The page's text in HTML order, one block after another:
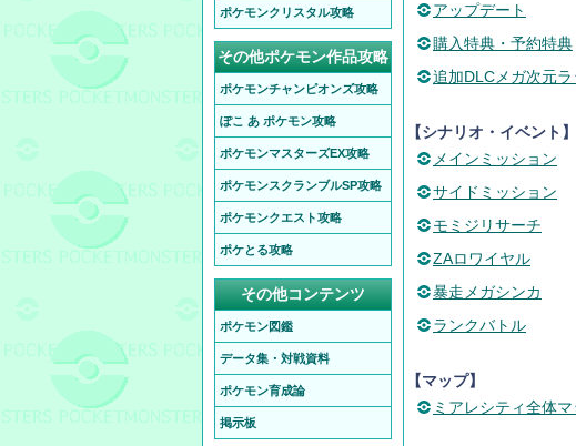
アップデート
購入特典・予約特典
追加DLCメガ次元ラ
【シナリオ・イベント】
メインミッション
サイドミッション
モミジリサーチ
ZAロワイヤル
暴走メガシンカ
ランクバトル
【マップ】
ミアレシティ全体
ポケモンクリスタル攻略
その他ポケモン作品攻略
ポケモンチャンピオンズ攻略
ぽこ あ ポケモン攻略
ポケモンマスターズEX攻略
ポケモンスクランブルSP攻略
ポケモンクエスト攻略
ポケとる攻略
その他コンテンツ
ポケモン図鑑
データ集・対戦資料
ポケモン育成論
掲示板